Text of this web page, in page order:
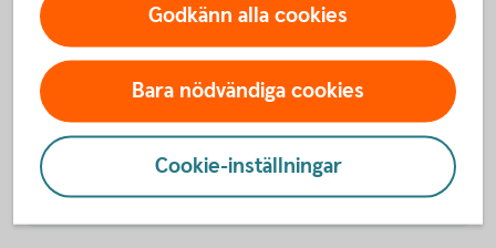
Ring oss
Öppet vardagar 08.00-18.00. Stängt helger och röda
dagar.
Godkänn alla cookies
Bara nödvändiga cookies
Cookie-inställningar